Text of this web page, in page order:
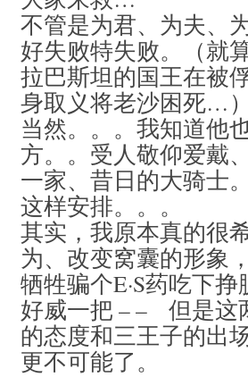
不管是为君、为夫、
好失败特失败。（就
拉巴斯坦的国王在被
身取义将老沙困死…
当然。。。我知道他
方。。受人敬仰爱戴
一家、昔日的大骑士
这样安排。。。
其实，我原本真的很
为、改变窝囊的形象
牺牲骗个E·S药吃下
好威一把 – – 但是这
的态度和三王子的出
更不可能了。